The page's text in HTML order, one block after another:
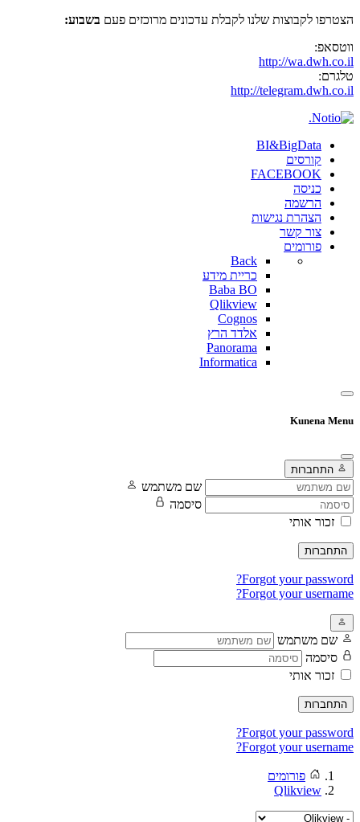
הצטרפו לקבוצות שלנו לקבלת עדכונים מרוכזים פעם בשבוע:
ווטסאפ:
http://wa.dwh.co.il
טלגרם:
http://telegram.dwh.co.il
BI&BigData
קורסים
FACEBOOK
כניסה
הרשמה
הצהרת נגישות
צור קשר
פורומים
Back
כריית מידע
Baba BO
Qlikview
Cognos
אלדד הרץ
Panorama
Informatica
Kunena Menu
התחברות
שם משתמש
סיסמה
זכור אותי
התחברות
Forgot your password?
Forgot your username?
שם משתמש
סיסמה
זכור אותי
התחברות
Forgot your password?
Forgot your username?
פורומים
Qlikview